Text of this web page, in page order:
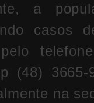
a
casos
(48)
na